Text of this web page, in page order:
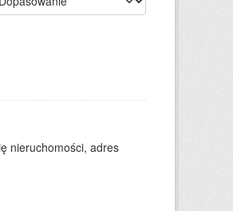
nieruchomości, adres